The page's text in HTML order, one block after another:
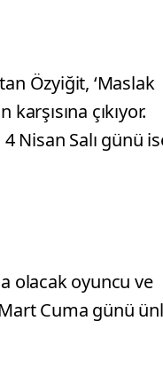
Özyiğit, ‘Maslak
çıkıyor.
Nisan Salı günü
olacak oyuncu ve
Cuma günü